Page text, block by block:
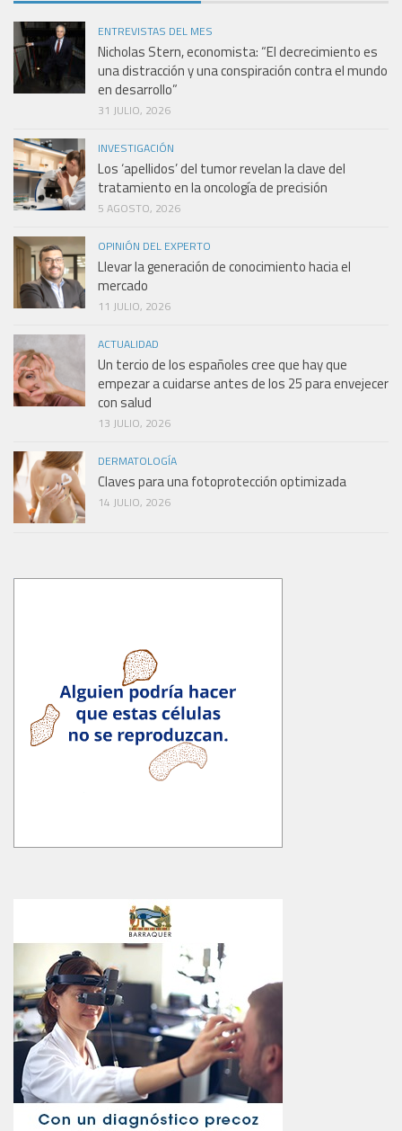
ENTREVISTAS DEL MES
Nicholas Stern, economista: “El decrecimiento es
una distracción y una conspiración contra el mundo
en desarrollo”
31 JULIO, 2026
INVESTIGACIÓN
Los ‘apellidos’ del tumor revelan la clave del
tratamiento en la oncología de precisión
5 AGOSTO, 2026
OPINIÓN DEL EXPERTO
Llevar la generación de conocimiento hacia el
mercado
11 JULIO, 2026
ACTUALIDAD
Un tercio de los españoles cree que hay que
empezar a cuidarse antes de los 25 para envejecer
con salud
13 JULIO, 2026
DERMATOLOGÍA
Claves para una fotoprotección optimizada
14 JULIO, 2026